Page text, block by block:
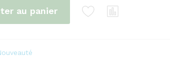
au panier